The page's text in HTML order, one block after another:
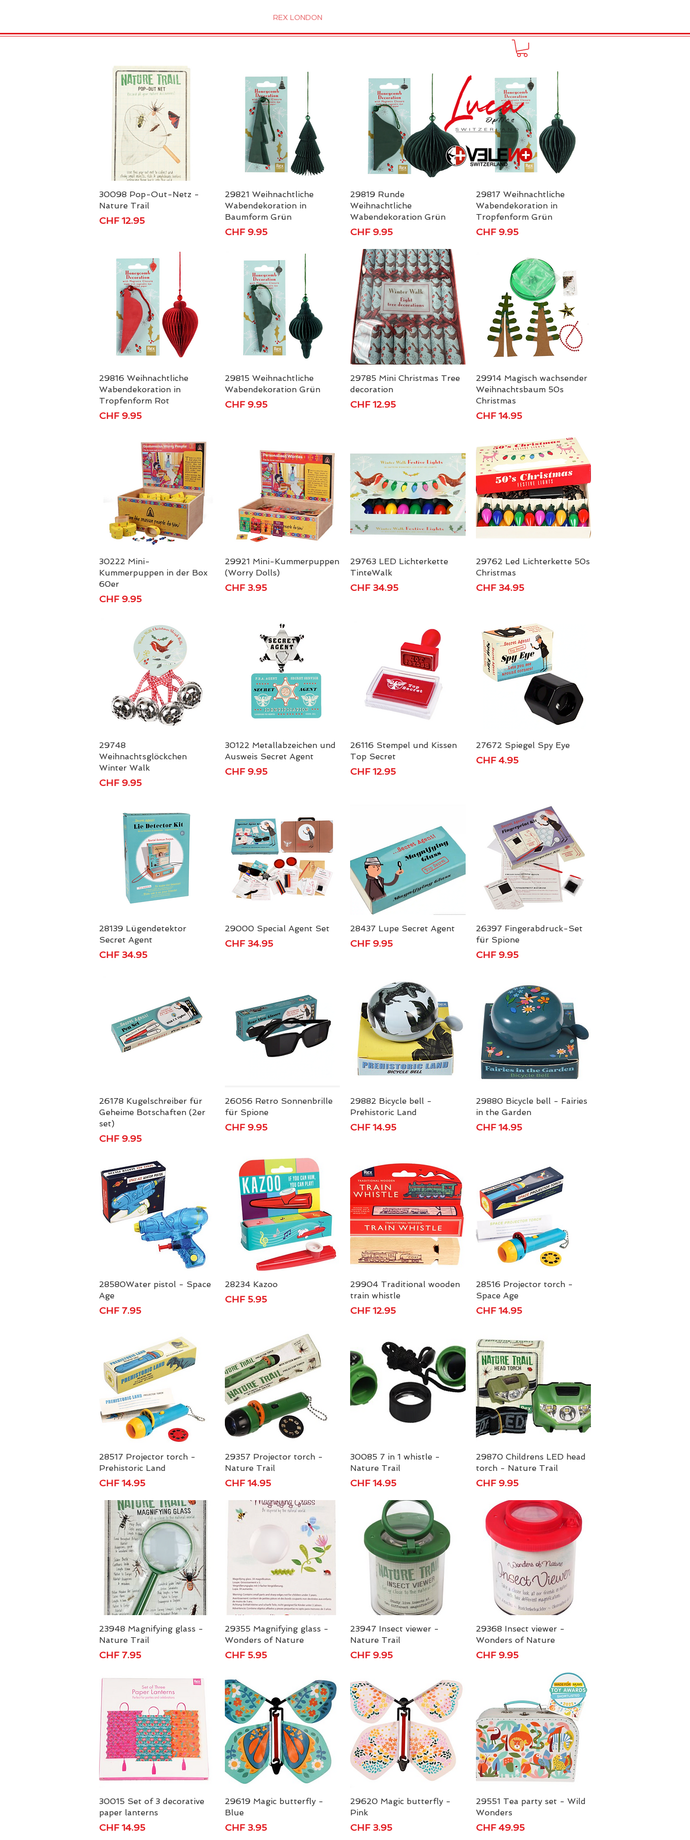
REX LONDON
Schnellansicht
30098 Pop-Out-Netz -
Nature Trail
Preis
CHF 12.95
Schnellansicht
29821 Weihnachtliche
Wabendekoration in
Baumform Grün
Preis
CHF 9.95
Schnellansicht
29819 Runde
Weihnachtliche
Wabendekoration Grün
Preis
CHF 9.95
Schnellansicht
29817 Weihnachtliche
Wabendekoration in
Tropfenform Grün
Preis
CHF 9.95
Schnellansicht
29816 Weihnachtliche
Wabendekoration in
Tropfenform Rot
Preis
CHF 9.95
Schnellansicht
29815 Weihnachtliche
Wabendekoration Grün
Preis
CHF 9.95
Schnellansicht
29785 Mini Christmas Tree
decoration
Preis
CHF 12.95
Schnellansicht
29914 Magisch wachsender
Weihnachtsbaum 50s
Christmas
Preis
CHF 14.95
Schnellansicht
30222 Mini-
Kummerpuppen in der Box
60er
Preis
CHF 9.95
Schnellansicht
29921 Mini-Kummerpuppen
(Worry Dolls)
Preis
CHF 3.95
Schnellansicht
29763 LED Lichterkette
TinteWalk
Preis
CHF 34.95
Schnellansicht
29762 Led Lichterkette 50s
Christmas
Preis
CHF 34.95
29748
Weihnachtsglöckchen
Winter Walk
Preis
CHF 9.95
Schnellansicht
30122 Metallabzeichen und
Ausweis Secret Agent
Preis
CHF 9.95
Schnellansicht
26116 Stempel und Kissen
Top Secret
Preis
CHF 12.95
Schnellansicht
27672 Spiegel Spy Eye
Preis
CHF 4.95
Schnellansicht
28139 Lügendetektor
Secret Agent
Preis
CHF 34.95
Schnellansicht
29000 Special Agent Set
Preis
CHF 34.95
Schnellansicht
28437 Lupe Secret Agent
Preis
CHF 9.95
Schnellansicht
26397 Fingerabdruck-Set
für Spione
Preis
CHF 9.95
Schnellansicht
26178 Kugelschreiber für
Geheime Botschaften (2er
set)
Preis
CHF 9.95
Schnellansicht
26056 Retro Sonnenbrille
für Spione
Preis
CHF 9.95
Schnellansicht
29882 Bicycle bell -
Prehistoric Land
Preis
CHF 14.95
Schnellansicht
29880 Bicycle bell - Fairies
in the Garden
Preis
CHF 14.95
Schnellansicht
28580Water pistol - Space
Age
Preis
CHF 7.95
Schnellansicht
28234 Kazoo
Preis
CHF 5.95
Schnellansicht
29904 Traditional wooden
train whistle
Preis
CHF 12.95
Schnellansicht
28516 Projector torch -
Space Age
Preis
CHF 14.95
Schnellansicht
28517 Projector torch -
Prehistoric Land
Preis
CHF 14.95
Schnellansicht
29357 Projector torch -
Nature Trail
Preis
CHF 14.95
Schnellansicht
30085 7 in 1 whistle -
Nature Trail
Preis
CHF 14.95
Schnellansicht
29870 Childrens LED head
torch - Nature Trail
Preis
CHF 9.95
Schnellansicht
23948 Magnifying glass -
Nature Trail
Preis
CHF 7.95
Schnellansicht
29355 Magnifying glass -
Wonders of Nature
Preis
CHF 5.95
Schnellansicht
23947 Insect viewer -
Nature Trail
Preis
CHF 9.95
Schnellansicht
29368 Insect viewer -
Wonders of Nature
Preis
CHF 9.95
Schnellansicht
30015 Set of 3 decorative
paper lanterns
Preis
CHF 14.95
Schnellansicht
29619 Magic butterfly -
Blue
Preis
CHF 3.95
Schnellansicht
29620 Magic butterfly -
Pink
Preis
CHF 3.95
Schnellansicht
29551 Tea party set - Wild
Wonders
Preis
CHF 49.95